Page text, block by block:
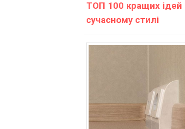
ТОП 100 кращих ідей
сучасному стилі